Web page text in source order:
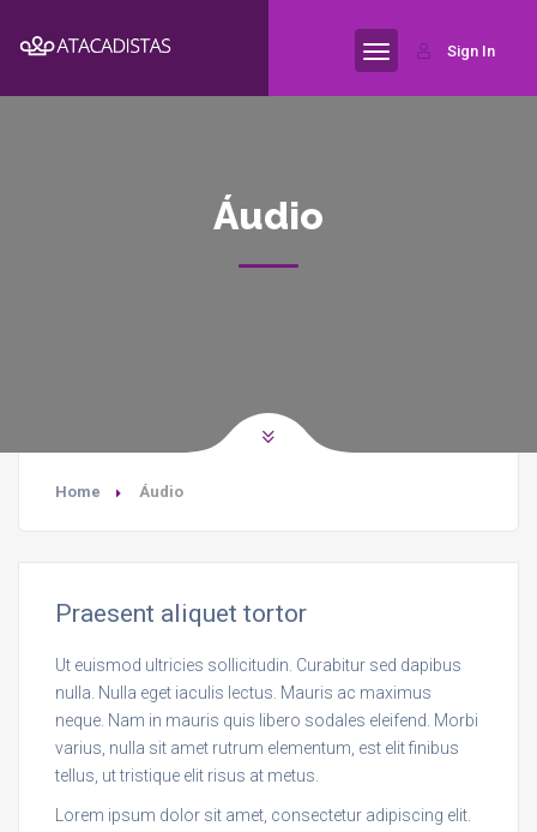
Sign In
Áudio
Home Áudio
Praesent aliquet tortor
Ut euismod ultricies sollicitudin. Curabitur sed dapibus
nulla. Nulla eget iaculis lectus. Mauris ac maximus
neque. Nam in mauris quis libero sodales eleifend. Morbi
varius, nulla sit amet rutrum elementum, est elit finibus
tellus, ut tristique elit risus at metus.
Lorem ipsum dolor sit amet, consectetur adipiscing elit.